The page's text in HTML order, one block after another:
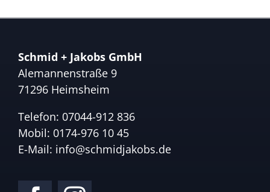
Schmid + Jakobs GmbH
Alemannenstraße 9
71296 Heimsheim
Telefon: 07044-912 836
Mobil: 0174-976 10 45
E-Mail: info@schmidjakobs.de